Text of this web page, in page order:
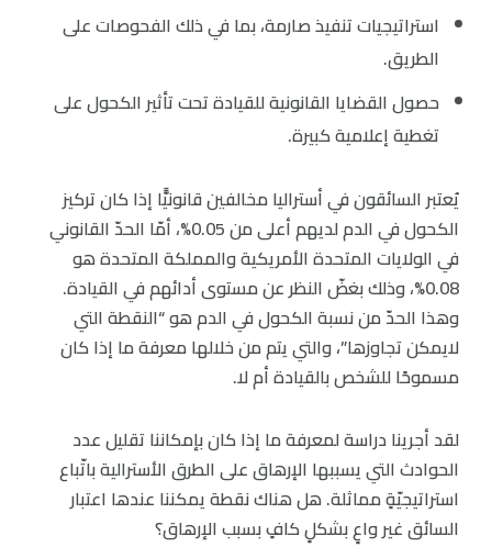
استراتيجيات تنفيذ صارمة، بما في ذلك الفحوصات على
الطريق.
حصول القضايا القانونية للقيادة تحت تأثير الكحول على
تغطية إعلامية كبيرة.
يُعتبر السائقون في أستراليا مخالفين قانونيًّا إذا كان تركيز
الكحول في الدم لديهم أعلى من 0.05%، أمّا الحدّ القانوني
في الولايات المتحدة الأمريكية والمملكة المتحدة هو
0.08%، وذلك بغضّ النظر عن مستوى أدائهم في القيادة.
وهذا الحدّ من نسبة الكحول في الدم هو “النقطة التي
لايمكن تجاوزها”، والتي يتم من خلالها معرفة ما إذا كان
مسموحًا للشخص بالقيادة أم لا.
لقد أجرينا دراسة لمعرفة ما إذا كان بإمكاننا تقليل عدد
الحوادث التي يسببها الإرهاق على الطرق الأسترالية باتّباع
استراتيجيّةٍ مماثلة. هل هناك نقطة يمكننا عندها اعتبار
السائق غير واعٍ بشكلٍ كافٍ بسبب الإرهاق؟